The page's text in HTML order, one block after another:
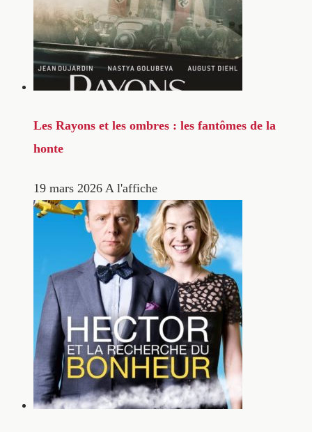
Les Rayons et les ombres : les fantômes de la
honte
19 mars 2026 A l'affiche